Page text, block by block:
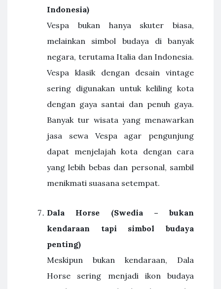
Indonesia)
Vespa bukan hanya skuter biasa,
melainkan simbol budaya di banyak
negara, terutama Italia dan Indonesia.
Vespa klasik dengan desain vintage
sering digunakan untuk keliling kota
dengan gaya santai dan penuh gaya.
Banyak tur wisata yang menawarkan
jasa sewa Vespa agar pengunjung
dapat menjelajah kota dengan cara
yang lebih bebas dan personal, sambil
menikmati suasana setempat.
Dala Horse (Swedia – bukan
kendaraan tapi simbol budaya
penting)
Meskipun bukan kendaraan, Dala
Horse sering menjadi ikon budaya